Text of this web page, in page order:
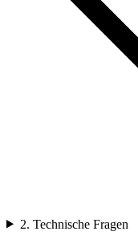
2. Technische Fragen